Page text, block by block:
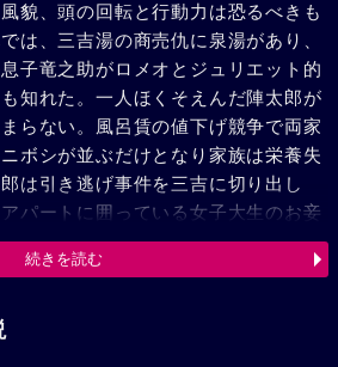
貌、頭の回転と行動力は恐るべきも
は、三吉湯の商売仇に泉湯があり、
子竜之助がロメオとジュリエット的
知れた。一人ほくそえんだ陣太郎が
らない。風呂賃の値下げ競争で両家
ボシが並ぶだけとなり家族は栄養失
は引き逃げ事件を三吉に切り出し
パートに囲っている女子大生のお妾
明されたが、陣太郎は口止め料をせ
方浅利は、加納の秘書塙女史を何と
逃げしたことを書いた加納の日記を
続きを読む